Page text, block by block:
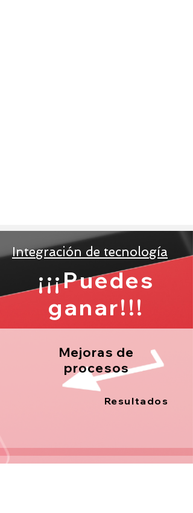
Integración de tecnología
¡¡¡Puedes
ganar!!!
Mejoras de
procesos
Resultados